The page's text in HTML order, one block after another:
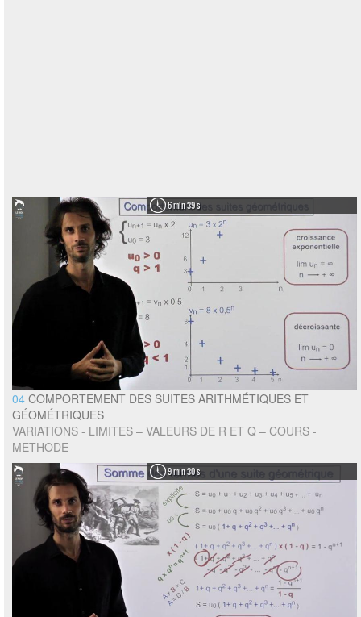
6 min 39 s
04 COMPORTEMENT DES SUITES ARITHMÉTIQUES ET
GÉOMÉTRIQUES
VARIATIONS - LIMITES – VALEURS DE R ET Q – COURS -
METHODE
9 min 30 s